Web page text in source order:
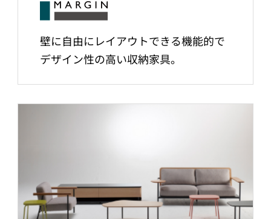
壁に自由にレイアウトできる機能的で
デザイン性の高い収納家具。